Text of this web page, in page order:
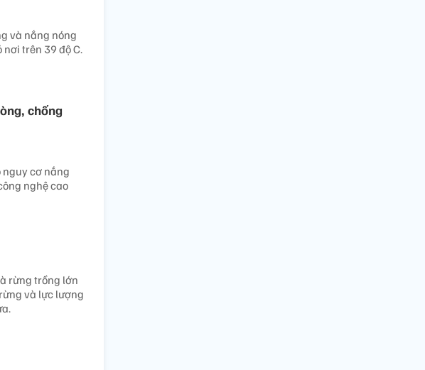
và nắng nóng
trên 39 độ C.
chống
cơ nắng
nghệ cao
rừng trồng lớn
và lực lượng